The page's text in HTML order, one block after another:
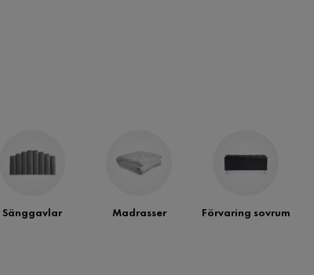
Sänggavlar Madrasser Förvaring sovrum